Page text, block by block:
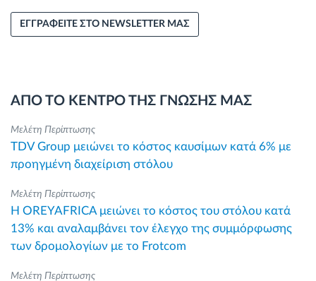
ΕΓΓΡΑΦΕΙΤΕ ΣΤΟ NEWSLETTER ΜΑΣ
ΑΠΟ ΤΟ ΚΕΝΤΡΟ ΤΗΣ ΓΝΩΣΗΣ ΜΑΣ
Μελέτη Περίπτωσης
TDV Group μειώνει το κόστος καυσίμων κατά 6% με
προηγμένη διαχείριση στόλου
Μελέτη Περίπτωσης
Η OREYAFRICA μειώνει το κόστος του στόλου κατά
13% και αναλαμβάνει τον έλεγχο της συμμόρφωσης
των δρομολογίων με το Frotcom
Μελέτη Περίπτωσης